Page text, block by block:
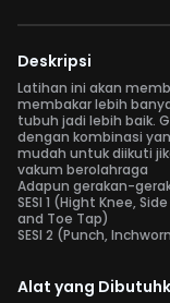
Deskripsi
Latihan ini akan
membakar lebih
tubuh jadi lebih baik.
dengan kombinasi
mudah untuk diikuti
vakum berolahraga
Adapun gerakan-
SESI 1 (Hight Knee,
and Toe Tap)
SESI 2 (Punch,
Alat yang